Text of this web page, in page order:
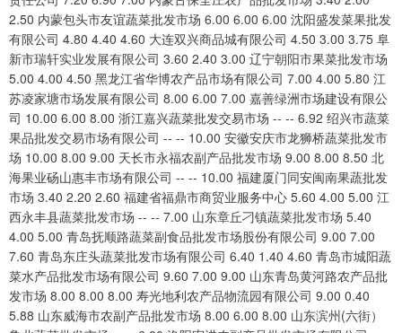
2.50 内蒙包头市友谊蔬菜批发市场 6.00 6.00 6.00 沈阳盛发菜果批发
有限公司 4.80 4.40 4.60 大连双兴商品城有限公司 4.50 3.00 3.75 阜
新市瑞轩实业发展有限公司 3.60 2.40 3.00 辽宁朝阳市果菜批发市场
5.00 4.00 4.50 黑龙江省华博农产品市场有限公司 7.00 4.00 5.80 江
苏凌家塘市场发展有限公司 8.00 6.00 7.00 嘉善绿洲市场建设有限公
司 10.00 6.00 8.00 浙江嘉兴蔬菜批发交易市场 -- -- 6.92 绍兴市蔬菜
果品批发交易市场有限公司 -- -- 10.00 安徽安庆市龙狮桥蔬菜批发市
场 10.00 8.00 9.00 天长市永福农副产品批发市场 9.00 8.00 8.50 北
海果业砀山惠丰市场有限公司 -- -- 10.00 福建厦门同安闽南果蔬批发
市场 3.40 2.20 2.60 福建省福鼎市商贸业服务中心 5.60 4.00 5.00 江
西永丰县蔬菜批发市场 -- -- 7.00 山东章丘刁镇蔬菜批发市场 5.40
4.00 5.00 青岛抚顺路蔬菜副食品批发市场股份有限公司 9.00 7.00
7.60 青岛东庄头蔬菜批发市场有限公司 6.40 1.40 4.60 青岛市城阳蔬
菜水产品批发市场有限公司 9.60 7.00 9.00 山东青岛黄河路农产品批
发市场 8.00 8.00 8.00 寿光地利农产品物流园有限公司 9.00 0.40
5.88 山东威海市农副产品批发市场 8.00 6.00 8.00 山东滨州(六街）